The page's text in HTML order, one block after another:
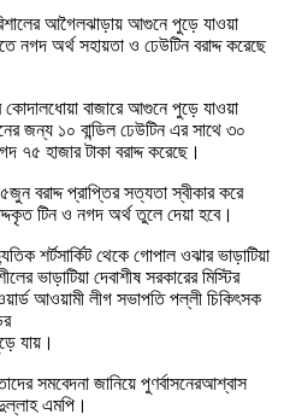
আগৈলঝাড়ায় আগুনে পুড়ে যাওয়া
নগদ অর্থ সহায়তা ও ঢেউটিন বরাদ্দ করেছে
কোদালধোয়া বাজারে আগুনে পুড়ে যাওয়া
জন্য ১০ বান্ডিল ঢেউটিন এর সাথে ৩০
৭৫ হাজার টাকা বরাদ্দ করেছে।
বরাদ্দ প্রাপ্তির সত্যতা স্বীকার করে
টিন ও নগদ অর্থ তুলে দেয়া হবে।
শর্টসার্কিট থেকে গোপাল ওঝার ভাড়াটিয়া
ভাড়াটিয়া দেবাশীষ সরকারের মিস্টির
আওয়ামী লীগ সভাপতি পল্লী চিকিৎসক
যায়।
সমবেদনা জানিয়ে পুণর্বাসনেরআশ্বাস
এমপি।